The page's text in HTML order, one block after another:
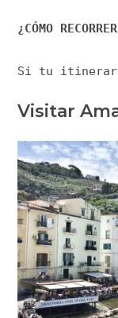
¿CÓMO
Si tu
Visitar